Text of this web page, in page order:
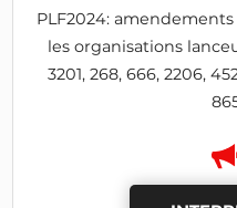
PLF2024:
les organisations
3201, 268, 666, 2206,